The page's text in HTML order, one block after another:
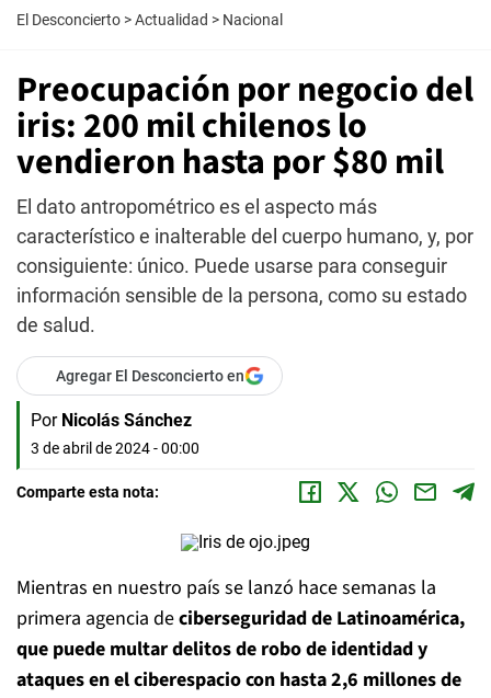
El Desconcierto >Actualidad > Nacional
Preocupación por negocio del
iris: 200 mil chilenos lo
vendieron hasta por $80 mil
El dato antropométrico es el aspecto más
característico e inalterable del cuerpo humano, y, por
consiguiente: único. Puede usarse para conseguir
información sensible de la persona, como su estado
de salud.
Agregar El Desconcierto en
Por Nicolás Sánchez
3 de abril de 2024 - 00:00
Comparte esta nota:
Mientras en nuestro país se lanzó hace semanas la
primera agencia deciberseguridad de Latinoamérica,
que puede multar delitos de robo de identidad y
ataques en el ciberespacio con hasta 2,6 millones de